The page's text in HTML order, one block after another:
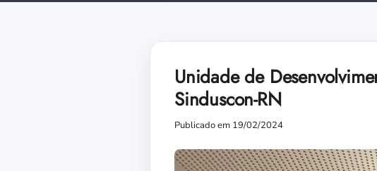
Unidade de
Sinduscon-RN
Publicado em 19/02/2024